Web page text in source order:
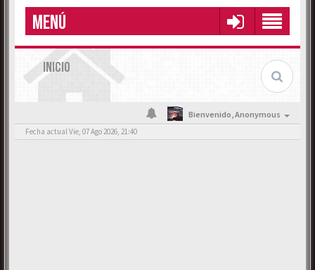
MENÚ
INICIO
Bienvenido,Anonymous
Fecha actual Vie, 07 Ago 2026, 21:40